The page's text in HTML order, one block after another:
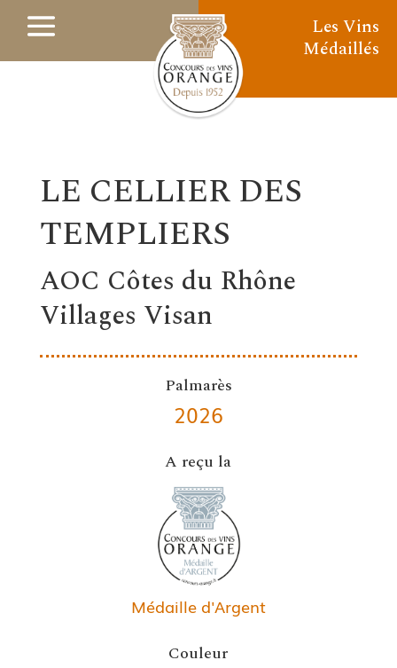
Les Vins
Médaillés
LE CELLIER DES
TEMPLIERS
AOC Côtes du Rhône
Villages Visan
Palmarès
2026
A reçu la
Médaille d'Argent
Couleur